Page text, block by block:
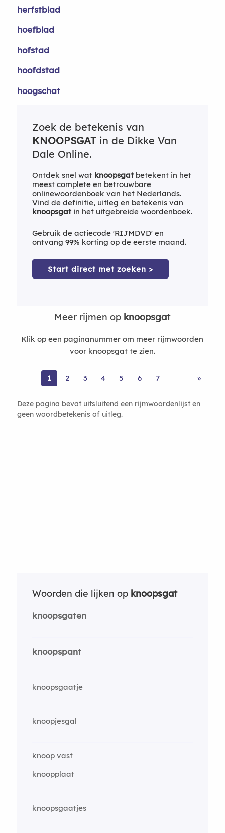
herfstblad
hoefblad
hofstad
hoofdstad
hoogschat
Zoek de betekenis van
KNOOPSGATin de Dikke Van
Dale Online.
Ontdek snel wat knoopsgatbetekent in het
meest complete en betrouwbare
onlinewoordenboek van het Nederlands.
Vind de definitie, uitleg en betekenis van
knoopsgatin het uitgebreide woordenboek.
Gebruik de actiecode 'RIJMDVD' en
ontvang 99% korting op de eerste maand.
Start direct met zoeken >
Meer rijmen op knoopsgat
Klik op een paginanummer om meer rijmwoorden
voor knoopsgat te zien.
1 2 3 4 5 6 7 »
Deze pagina bevat uitsluitend een rijmwoordenlijst en
geen woordbetekenis of uitleg.
Woorden die lijken op knoopsgat
knoopsgaten
knoopspant
knoopsgaatje
knoopjesgal
knoop vast
knoopplaat
knoopsgaatjes